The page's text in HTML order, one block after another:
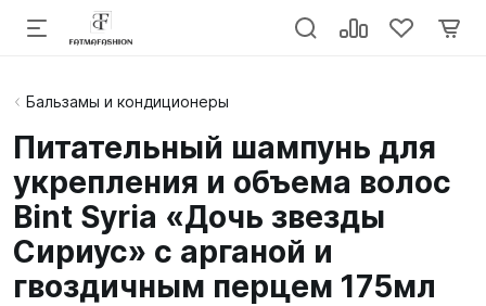
Бальзамы и кондиционеры
Питательный шампунь для
укрепления и объема волос
Bint Syria «Дочь звезды
Сириус» с арганой и
гвоздичным перцем 175мл